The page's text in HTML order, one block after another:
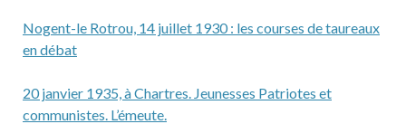
Nogent-le Rotrou, 14 juillet 1930 : les courses de taureaux
en débat
20 janvier 1935, à Chartres. Jeunesses Patriotes et
communistes. L’émeute.